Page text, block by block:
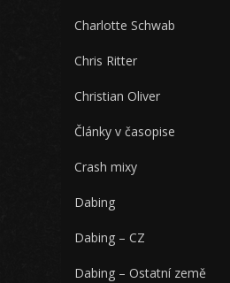
Charlotte Schwab
Chris Ritter
Christian Oliver
Články v časopise
Crash mixy
Dabing
Dabing – CZ
Dabing – Ostatní země